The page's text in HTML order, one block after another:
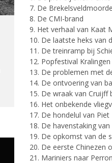
7. De
8. De CMI-brand
9. Het verhaal van Kaat
10. De laatste heks van
11. De treinramp bij
12. Popfestival Kralingen
13. De problemen met
14. De ontvoering van
15. De wraak van Cruijff
16. Het onbekende
17. De hondelul van Piet
18. De havenstaking van
19. De opkomst van de
20. De eerste Chinezen
21. Mariniers naar